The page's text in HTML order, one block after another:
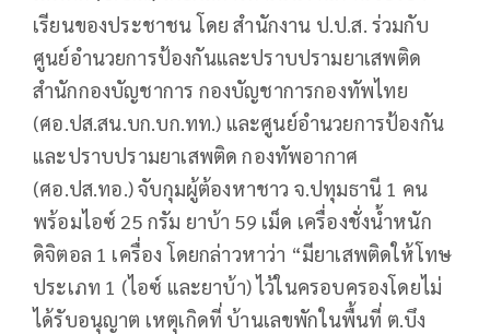
เรียนของประชาชน โดย สำนักงาน ป.ป.ส. ร่วมกับ
ศูนย์อำนวยการป้องกันและปราบปรามยาเสพติด
สำนักกองบัญชาการ กองบัญชาการกองทัพไทย
(ศอ.ปส.สน.บก.บก.ทท.) และศูนย์อำนวยการป้องกัน
และปราบปรามยาเสพติด กองทัพอากาศ
(ศอ.ปส.ทอ.) จับกุมผู้ต้องหาชาว จ.ปทุมธานี 1 คน
พร้อมไอซ์ 25 กรัม ยาบ้า 59 เม็ด เครื่องชั่งน้ำหนัก
ดิจิตอล 1 เครื่อง โดยกล่าวหาว่า “มียาเสพติดให้โทษ
ประเภท 1 (ไอซ์ และยาบ้า) ไว้ในครอบครองโดยไม่
ได้รับอนุญาต เหตุเกิดที่ บ้านเลขพักในพื้นที่ ต.บึง